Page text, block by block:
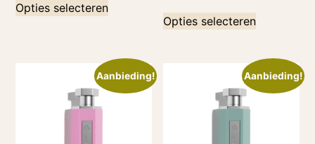
Opties selecteren
Opties selecteren
Aanbieding! Aanbieding!